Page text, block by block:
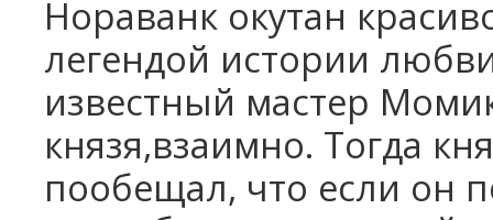
Нораванк окутан
легендой истории
известный мастер
князя,взаимно. Тогда
пообещал, что если он